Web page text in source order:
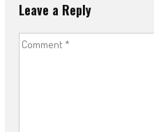
Leave a Reply